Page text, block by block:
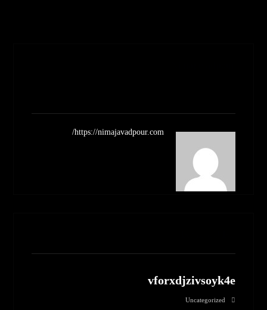
https://nimajavadpour.com/
vforxdjzivsoyk4e
Uncategorized